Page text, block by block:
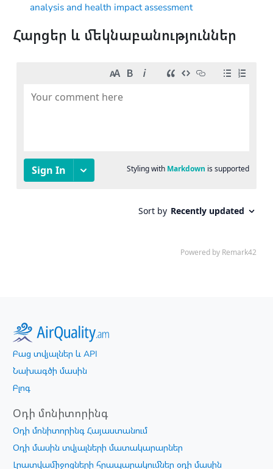
analysis and health impact assessment
Հարցեր և մեկնաբանություններ
Բաց տվյալներ և API
Նախագծի մասին
Բլոգ
Օդի մոնիտորինգ
Օդի մոնիտորինգ Հայաստանում
Օդի մասին տվյալների մատակարարներ
Լրատվամիջոցների հրապարակումներ օդի մասին